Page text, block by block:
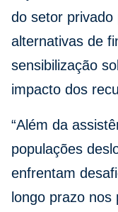
do setor privado
alternativas de
sensibilização
impacto dos
“Além da
populações
enfrentam
longo prazo nos